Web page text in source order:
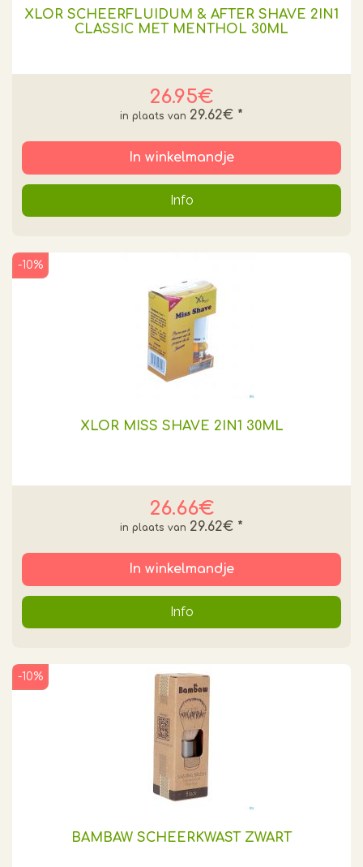
XLOR SCHEERFLUIDUM & AFTER SHAVE 2IN1
CLASSIC MET MENTHOL 30ML
26.95€
29.62€ *
In winkelmandje
Info
XLOR MISS SHAVE 2IN1 30ML
26.66€
-10%
29.62€ *
In winkelmandje
Info
BAMBAW SCHEERKWAST ZWART
-10%